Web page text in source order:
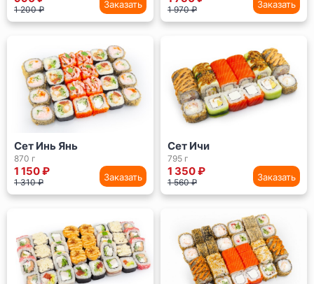
1 200 ₽ Заказать 1 970 ₽ Заказать
Сет Инь Янь
870 г
1 150 ₽
1 310 ₽ Заказать
Сет Ичи
795 г
1 350 ₽
1 560 ₽ Заказать